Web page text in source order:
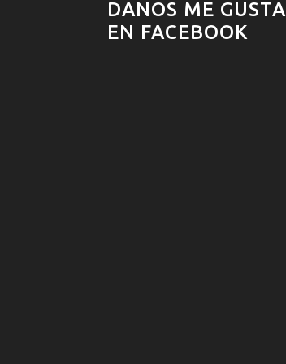
DANOS ME GUSTA
EN FACEBOOK